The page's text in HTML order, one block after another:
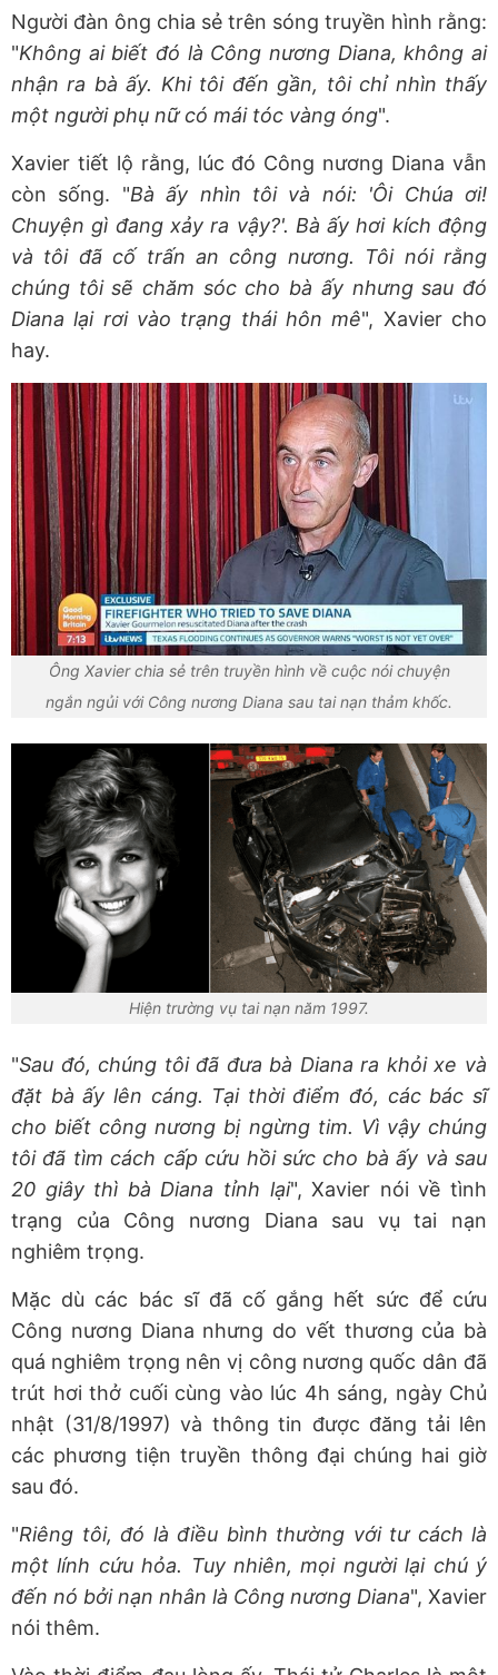
Người đàn ông chia sẻ trên sóng truyền hình rằng:
"Không ai biết đó là Công nương Diana, không ai
nhận ra bà ấy. Khi tôi đến gần, tôi chỉ nhìn thấy
một người phụ nữ có mái tóc vàng óng".
Xavier tiết lộ rằng, lúc đó Công nương Diana vẫn
còn sống. "Bà ấy nhìn tôi và nói: 'Ôi Chúa ơi!
Chuyện gì đang xảy ra vậy?'. Bà ấy hơi kích động
và tôi đã cố trấn an công nương. Tôi nói rằng
chúng tôi sẽ chăm sóc cho bà ấy nhưng sau đó
Diana lại rơi vào trạng thái hôn mê", Xavier cho
hay.
Ông Xavier chia sẻ trên truyền hình về cuộc nói chuyện
ngắn ngủi với Công nương Diana sau tai nạn thảm khốc.
Hiện trường vụ tai nạn năm 1997.
"Sau đó, chúng tôi đã đưa bà Diana ra khỏi xe và
đặt bà ấy lên cáng. Tại thời điểm đó, các bác sĩ
cho biết công nương bị ngừng tim. Vì vậy chúng
tôi đã tìm cách cấp cứu hồi sức cho bà ấy và sau
20 giây thì bà Diana tỉnh lại", Xavier nói về tình
trạng của Công nương Diana sau vụ tai nạn
nghiêm trọng.
Mặc dù các bác sĩ đã cố gắng hết sức để cứu
Công nương Diana nhưng do vết thương của bà
quá nghiêm trọng nên vị công nương quốc dân đã
trút hơi thở cuối cùng vào lúc 4h sáng, ngày Chủ
nhật (31/8/1997) và thông tin được đăng tải lên
các phương tiện truyền thông đại chúng hai giờ
sau đó.
"Riêng tôi, đó là điều bình thường với tư cách là
một lính cứu hỏa. Tuy nhiên, mọi người lại chú ý
đến nó bởi nạn nhân là Công nương Diana", Xavier
nói thêm.